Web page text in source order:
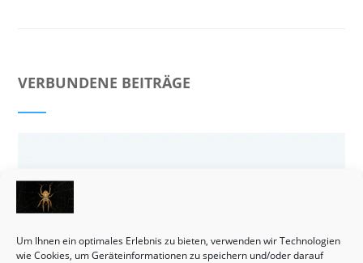
Um Ihnen ein optimales Erlebnis zu bieten, verwenden wir Technologien
wie Cookies, um Geräteinformationen zu speichern und/oder darauf
VERBUNDENE BEITRÄGE